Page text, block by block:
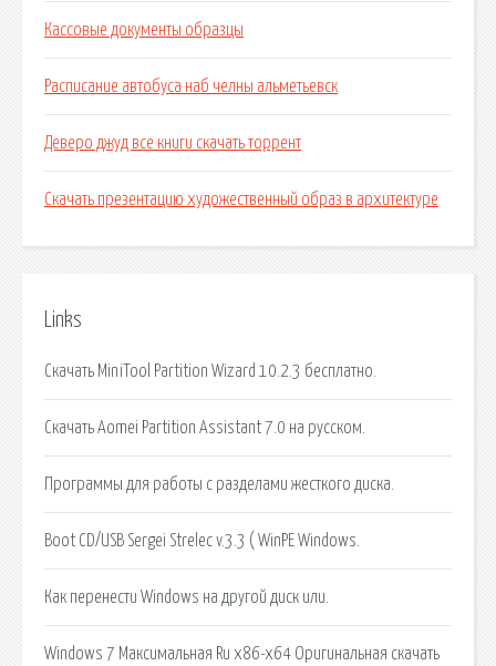
Кассовые документы образцы
Расписание автобуса наб челны альметьевск
Деверо джуд все книги скачать торрент
Скачать презентацию художественный образ в архитектуре
Links
Скачать MiniTool Partition Wizard 10.2.3 бесплатно.
Скачать Aomei Partition Assistant 7.0 на русском.
Программы для работы с разделами жесткого диска.
Boot CD/USB Sergei Strelec v.3.3 ( WinPE Windows.
Как перенести Windows на другой диск или.
Windows 7 Максимальная Ru x86-x64 Оригинальная скачать